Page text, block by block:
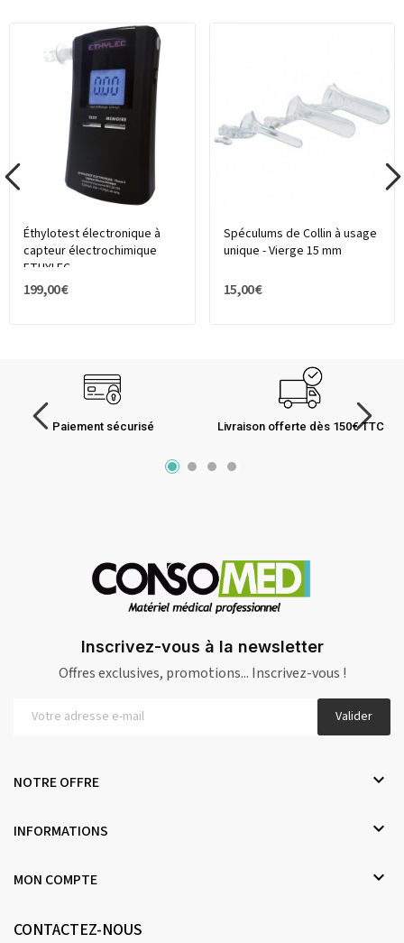
Éthylotest électronique à
capteur électrochimique
ETHYLEC
199,00 €
Spéculums de Collin à usage
unique - Vierge 15 mm
15,00 €
Paiement sécurisé Livraison offerte dès 150€ TTC
Inscrivez-vous à la newsletter
Offres exclusives, promotions... Inscrivez-vous !
Valider
NOTRE OFFRE 
INFORMATIONS 
MON COMPTE 
CONTACTEZ-NOUS